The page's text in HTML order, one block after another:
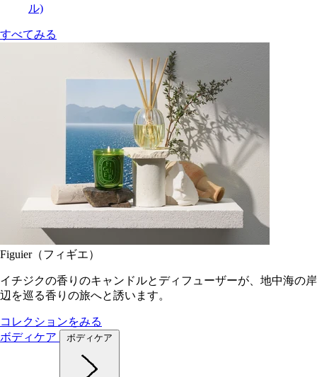
ル)
すべてみる
Figuier（フィギエ）
イチジクの香りのキャンドルとディフューザーが、地中海の岸
辺を巡る香りの旅へと誘います。
コレクションをみる
ボディケア
ボディケア